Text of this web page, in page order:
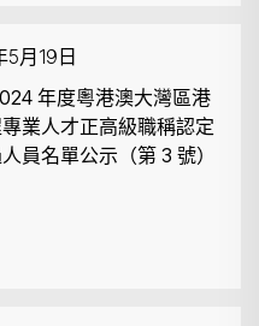
月19日
年度粵港澳大灣區港
業人才正高級職稱認定
員名單公示（第 3 號）